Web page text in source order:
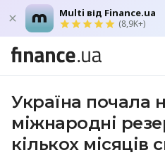
Multi від Finance.ua
(8,9K+)
Україна почала
міжнародні
кількох місяців